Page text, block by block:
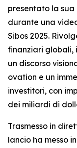
presentato la
durante una
Sibos 2025.
finanziari globali,
un discorso
ovation e un
investitori, con
dei miliardi di
Trasmesso in
lancio ha messo